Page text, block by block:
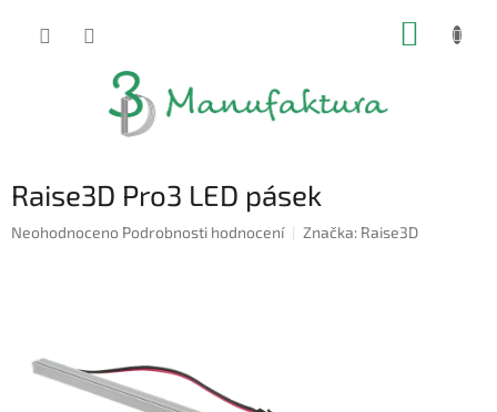
Raise3D Pro3 LED pásek
Průměrné
hvězdiček.
Neohodnoceno Podrobnosti hodnocení Značka: Raise3D